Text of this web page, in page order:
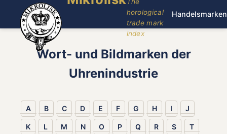
horological
trade mark
index
Handelsmarken
Wort- und Bildmarken der
Uhrenindustrie
A B C D E F G H I J
K L M N O P Q R S T